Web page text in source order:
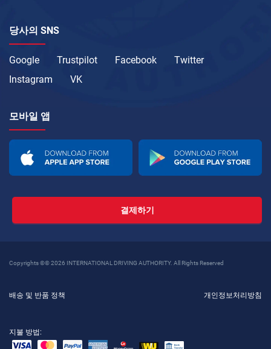
당사의 SNS
Google Trustpilot Facebook
Twitter
Instagram
VK
모바일 앱
결제하기
Copyrights ©© 2026 INTERNATIONAL DRIVING AUTHORITY. All Rights Reserved
배송 및 반품 정책 개인정보처리방침
지불 방법: